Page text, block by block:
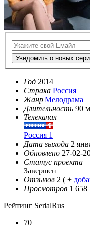
Уведомить о новых
Год 2014
Страна Россия
Жанр Мелодрама
Длительность 90
Телеканал
Россия 1
Дата выхода 2
Обновлено 27-02-
Статус проекта
Завершен
Отзывов 2 ( +
Просмотров 1 658
Рейтинг SerialRus
70